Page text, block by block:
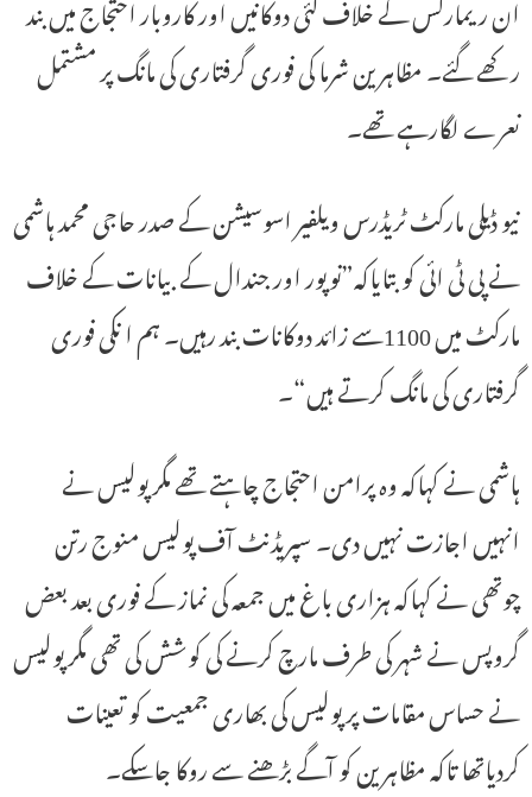
رکھے گئے۔ مظاہرین شرما کی فوری گرفتاری کی مانگ پر مشتمل
نعرے لگارہے تھے۔
نیو ڈیلی مارکٹ ٹریڈرس ویلفیر اسوسیشن کے صدر حاجی محمد ہاشمی
نے پی ٹی ائی کو بتایاکہ”نوپور اور جندال کے بیانات کے خلاف
مارکٹ میں 1100سے زائد دوکانات بند رہیں۔ ہم ا نکی فوری
گرفتاری کی مانگ کرتے ہیں“۔
ہاشمی نے کہاکہ وہ پرامن احتجاج چاہتے تھے مگر پولیس نے
انہیں اجازت نہیں دی۔ سپریڈنٹ آف پولیس منوج رتن
چوتھی نے کہاکہ ہزاری باغ میں جمعہ کی نماز کے فوری بعد بعض
گروپس نے شہر کی طرف مارچ کرنے کی کوشش کی تھی مگر پولیس
نے حساس مقامات پر پولیس کی بھاری جمعیت کو تعینات
کردیاتھا تاکہ مظاہرین کو آگے بڑھنے سے روکا جاسکے۔